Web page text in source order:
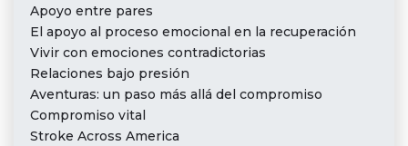
Apoyo entre pares
El apoyo al proceso emocional en la recuperación
Vivir con emociones contradictorias
Relaciones bajo presión
Aventuras: un paso más allá del compromiso
Compromiso vital
Stroke Across America